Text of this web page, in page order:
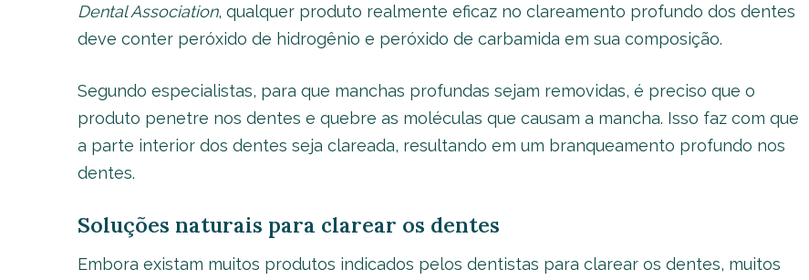
Dental Association, qualquer produto realmente eficaz no clareamento profundo dos dentes
deve conter peróxido de hidrogênio e peróxido de carbamida em sua composição.
Segundo especialistas, para que manchas profundas sejam removidas, é preciso que o
produto penetre nos dentes e quebre as moléculas que causam a mancha. Isso faz com que
a parte interior dos dentes seja clareada, resultando em um branqueamento profundo nos
dentes.
Soluções naturais para clarear os dentes
Embora existam muitos produtos indicados pelos dentistas para clarear os dentes, muitos